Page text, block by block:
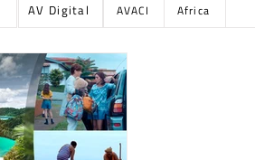
AV Digital AVACI Africa